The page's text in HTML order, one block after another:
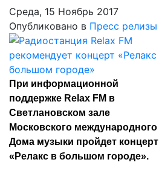
Среда, 15 Ноябрь 2017
Опубликовано в Пресс релизы
При информационной
поддержке Relax FM в
Светлановском зале
Московского международного
Дома музыки пройдет концерт
«Релакс в большом городе».